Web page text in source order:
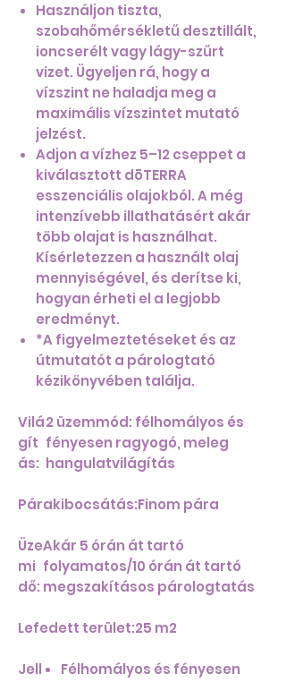
Használjon tiszta,
szobahőmérsékletű desztillált,
ioncserélt vagy lágy-szűrt
vizet. Ügyeljen rá, hogy a
vízszint ne haladja meg a
maximális vízszintet mutató
jelzést.
Adjon a vízhez 5–12 cseppet a
kiválasztott dōTERRA
esszenciális olajokból. A még
intenzívebb illathatásért akár
több olajat is használhat.
Kísérletezzen a használt olaj
mennyiségével, és derítse ki,
hogyan érheti el a legjobb
eredményt.
*A figyelmeztetéseket és az
útmutatót a párologtató
kézikönyvében találja.
Vilá
gít
ás:
2 üzemmód: félhomályos és
fényesen ragyogó, meleg
hangulatvilágítás
Párakibocsátás:Finom pára
Üze
mi
dő:
Akár 5 órán át tartó
folyamatos/10 órán át tartó
megszakításos párologtatás
Lefedett terület:25 m2
Jell
Félhomályos és fényesen